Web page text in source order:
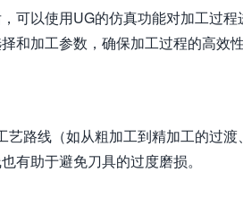
可以使用UG的仿真功能对加工过
和加工参数，确保加工过程的高效性
艺路线（如从粗加工到精加工的过
有助于避免刀具的过度磨损。